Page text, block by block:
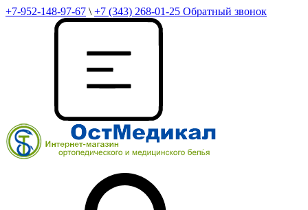
+7-952-148-97-67 \ +7 (343) 268-01-25 Обратный звонок